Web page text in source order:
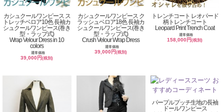
カシュクールワンピース ス
トレッチベロア10色 長袖カ
シュクールワンピース(巻き
型・ラップ式)
Wrap Velour Dress in 10
colors
通常価格
39,000円(税別)
カシュクールワンピース ク
ラッシュベロア18色 長袖カ
シュクールワンピース(巻き
型・ラップ式)
Crush Velour Wrap Dress
通常価格
39,000円(税別)
トレンチコート レオパード
柄トレンチコート
Leopard Print Trench Coat
通常価格
158,000円(税別)
パープルプッチ生地の長袖
ドールワンピース